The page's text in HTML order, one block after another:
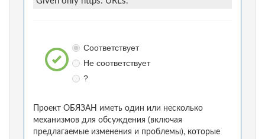
Соответствует
Не соответствует
?
Проект ОБЯЗАН иметь один или несколько
механизмов для обсуждения (включая
предлагаемые изменения и проблемы), которые